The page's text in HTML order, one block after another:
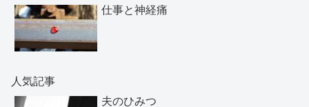
仕事と神経痛
人気記事
夫のひみつ